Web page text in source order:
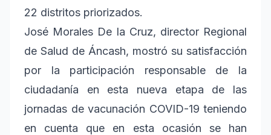
22 distritos priorizados.
José Morales De la Cruz, director Regional
de Salud de Áncash, mostró su satisfacción
por la participación responsable de la
ciudadanía en esta nueva etapa de las
jornadas de vacunación COVID-19 teniendo
en cuenta que en esta ocasión se han